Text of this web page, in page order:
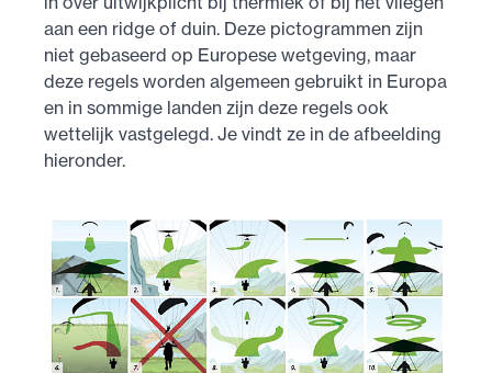
aan een ridge of duin. Deze pictogrammen zijn
niet gebaseerd op Europese wetgeving, maar
deze regels worden algemeen gebruikt in Europa
en in sommige landen zijn deze regels ook
wettelijk vastgelegd. Je vindt ze in de afbeelding
hieronder.